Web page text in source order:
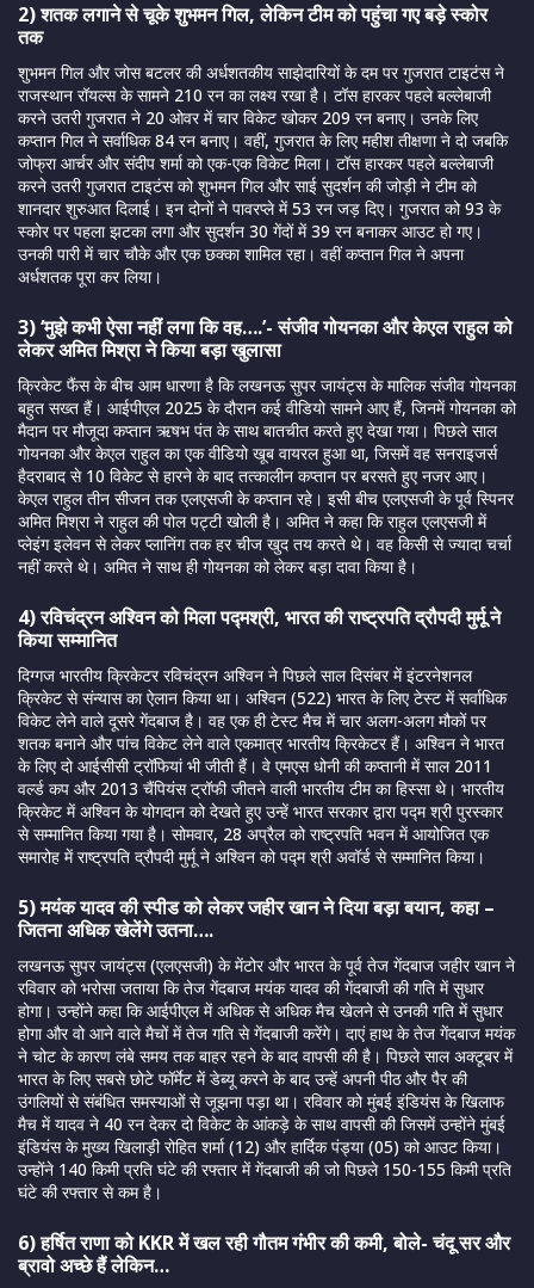
2) शतक लगाने से चूके शुभमन गिल, लेकिन टीम को पहुंचा गए बड़े स्कोर
तक
शुभमन गिल और जोस बटलर की अर्धशतकीय साझेदारियों के दम पर गुजरात टाइटंस ने
राजस्थान रॉयल्स के सामने 210 रन का लक्ष्य रखा है। टॉस हारकर पहले बल्लेबाजी
करने उतरी गुजरात ने 20 ओवर में चार विकेट खोकर 209 रन बनाए। उनके लिए
कप्तान गिल ने सर्वाधिक 84 रन बनाए। वहीं, गुजरात के लिए महीश तीक्षणा ने दो जबकि
जोफ्रा आर्चर और संदीप शर्मा को एक-एक विकेट मिला। टॉस हारकर पहले बल्लेबाजी
करने उतरी गुजरात टाइटंस को शुभमन गिल और साई सुदर्शन की जोड़ी ने टीम को
शानदार शुरुआत दिलाई। इन दोनों ने पावरप्ले में 53 रन जड़ दिए। गुजरात को 93 के
स्कोर पर पहला झटका लगा और सुदर्शन 30 गेंदों में 39 रन बनाकर आउट हो गए।
उनकी पारी में चार चौके और एक छक्का शामिल रहा। वहीं कप्तान गिल ने अपना
अर्धशतक पूरा कर लिया।
3) ‘मुझे कभी ऐसा नहीं लगा कि वह….’- संजीव गोयनका और केएल राहुल को
लेकर अमित मिश्रा ने किया बड़ा खुलासा
क्रिकेट फैंस के बीच आम धारणा है कि लखनऊ सुपर जायंट्स के मालिक संजीव गोयनका
बहुत सख्त हैं। आईपीएल 2025 के दौरान कई वीडियो सामने आए हैं, जिनमें गोयनका को
मैदान पर मौजूदा कप्तान ऋषभ पंत के साथ बातचीत करते हुए देखा गया। पिछले साल
गोयनका और केएल राहुल का एक वीडियो खूब वायरल हुआ था, जिसमें वह सनराइजर्स
हैदराबाद से 10 विकेट से हारने के बाद तत्कालीन कप्तान पर बरसते हुए नजर आए।
केएल राहुल तीन सीजन तक एलएसजी के कप्तान रहे। इसी बीच एलएसजी के पूर्व स्पिनर
अमित मिश्रा ने राहुल की पोल पट्टी खोली है। अमित ने कहा कि राहुल एलएसजी में
प्लेइंग इलेवन से लेकर प्लानिंग तक हर चीज खुद तय करते थे। वह किसी से ज्यादा चर्चा
नहीं करते थे। अमित ने साथ ही गोयनका को लेकर बड़ा दावा किया है।
4) रविचंद्रन अश्विन को मिला पद्मश्री, भारत की राष्ट्रपति द्रौपदी मुर्मू ने
किया सम्मानित
दिग्गज भारतीय क्रिकेटर रविचंद्रन अश्विन ने पिछले साल दिसंबर में इंटरनेशनल
क्रिकेट से संन्यास का ऐलान किया था। अश्विन (522) भारत के लिए टेस्ट में सर्वाधिक
विकेट लेने वाले दूसरे गेंदबाज है। वह एक ही टेस्ट मैच में चार अलग-अलग मौकों पर
शतक बनाने और पांच विकेट लेने वाले एकमात्र भारतीय क्रिकेटर हैं। अश्विन ने भारत
के लिए दो आईसीसी ट्रॉफियां भी जीती हैं। वे एमएस धोनी की कप्तानी में साल 2011
वर्ल्ड कप और 2013 चैंपियंस ट्रॉफी जीतने वाली भारतीय टीम का हिस्सा थे। भारतीय
क्रिकेट में अश्विन के योगदान को देखते हुए उन्हें भारत सरकार द्वारा पद्म श्री पुरस्कार
से सम्मानित किया गया है। सोमवार, 28 अप्रैल को राष्ट्रपति भवन में आयोजित एक
समारोह में राष्ट्रपति द्रौपदी मुर्मू ने अश्विन को पद्म श्री अवॉर्ड से सम्मानित किया।
5) मयंक यादव की स्पीड को लेकर जहीर खान ने दिया बड़ा बयान, कहा –
जितना अधिक खेलेंगे उतना….
लखनऊ सुपर जायंट्स (एलएसजी) के मेंटोर और भारत के पूर्व तेज गेंदबाज जहीर खान ने
रविवार को भरोसा जताया कि तेज गेंदबाज मयंक यादव की गेंदबाजी की गति में सुधार
होगा। उन्होंने कहा कि आईपीएल में अधिक से अधिक मैच खेलने से उनकी गति में सुधार
होगा और वो आने वाले मैचों में तेज गति से गेंदबाजी करेंगे। दाएं हाथ के तेज गेंदबाज मयंक
ने चोट के कारण लंबे समय तक बाहर रहने के बाद वापसी की है। पिछले साल अक्टूबर में
भारत के लिए सबसे छोटे फॉर्मेट में डेब्यू करने के बाद उन्हें अपनी पीठ और पैर की
उंगलियों से संबंधित समस्याओं से जूझना पड़ा था। रविवार को मुंबई इंडियंस के खिलाफ
मैच में यादव ने 40 रन देकर दो विकेट के आंकड़े के साथ वापसी की जिसमें उन्होंने मुंबई
इंडियंस के मुख्य खिलाड़ी रोहित शर्मा (12) और हार्दिक पंड्या (05) को आउट किया।
उन्होंने 140 किमी प्रति घंटे की रफ्तार में गेंदबाजी की जो पिछले 150-155 किमी प्रति
घंटे की रफ्तार से कम है।
6) हर्षित राणा को KKR में खल रही गौतम गंभीर की कमी, बोले- चंदू सर और
ब्रावो अच्छे हैं लेकिन…